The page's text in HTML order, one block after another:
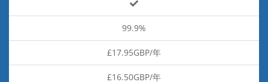
99.9%
£17.95GBP/年
£16.50GBP/年